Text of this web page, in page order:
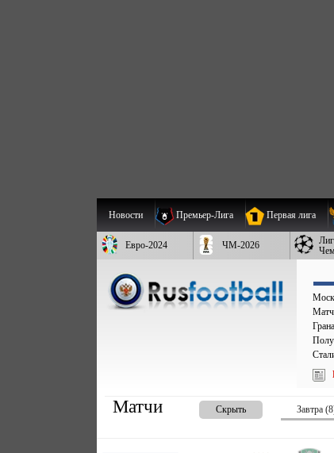
Новости Премьер-Лига Первая лига
Евро-2024 ЧМ-2026
Матч
Матчи Скрыть Завтра